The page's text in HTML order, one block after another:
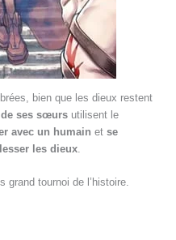
bien que les dieux restent
ses sœurs utilisent le
avec un humain et se
les dieux
grand tournoi de l’histoire.